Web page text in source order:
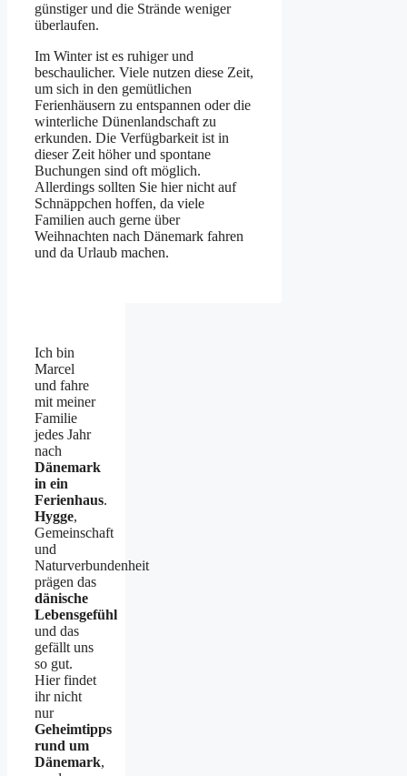
günstiger und die Strände weniger
überlaufen.
Im Winter ist es ruhiger und
beschaulicher. Viele nutzen diese Zeit,
um sich in den gemütlichen
Ferienhäusern zu entspannen oder die
winterliche Dünenlandschaft zu
erkunden. Die Verfügbarkeit ist in
dieser Zeit höher und spontane
Buchungen sind oft möglich.
Allerdings sollten Sie hier nicht auf
Schnäppchen hoffen, da viele
Familien auch gerne über
Weihnachten nach Dänemark fahren
und da Urlaub machen.
Ich bin
Marcel
und fahre
mit meiner
Familie
jedes Jahr
nach
Dänemark
in ein
Ferienhaus.
Hygge,
Gemeinschaft
und
Naturverbundenheit
prägen das
dänische
Lebensgefühl
und das
gefällt uns
so gut.
Hier findet
ihr nicht
nur
Geheimtipps
rund um
Dänemark,